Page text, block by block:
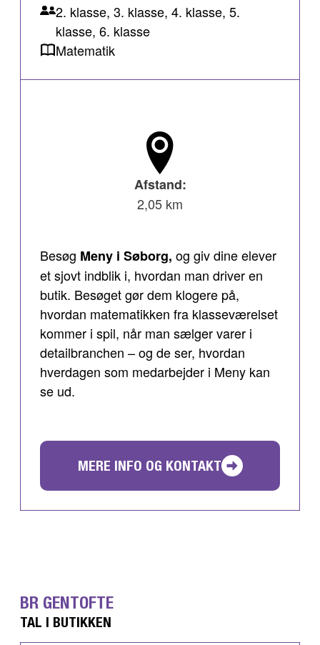
2. klasse, 3. klasse, 4. klasse, 5.
klasse, 6. klasse
Matematik
Afstand:
2,05 km
Besøg Meny i Søborg, og giv dine elever
et sjovt indblik i, hvordan man driver en
butik. Besøget gør dem klogere på,
hvordan matematikken fra klasseværelset
kommer i spil, når man sælger varer i
detailbranchen – og de ser, hvordan
hverdagen som medarbejder i Meny kan
se ud.
MERE INFO OG KONTAKT
BR GENTOFTE
TAL I BUTIKKEN